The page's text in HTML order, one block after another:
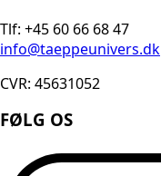
Tlf: +45 60 66 68 47
info@taeppeunivers.dk
CVR: 45631052
FØLG OS